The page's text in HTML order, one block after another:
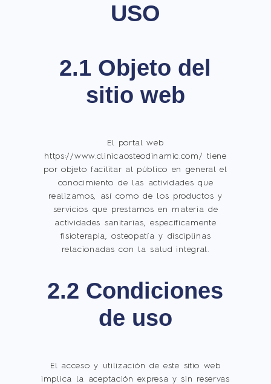
USO
2.1 Objeto del
sitio web
El portal web
https://www.clinicaosteodinamic.com/ tiene
por objeto facilitar al público en general el
conocimiento de las actividades que
realizamos, así como de los productos y
servicios que prestamos en materia de
actividades sanitarias, específicamente
fisioterapia, osteopatía y disciplinas
relacionadas con la salud integral.
2.2 Condiciones
de uso
El acceso y utilización de este sitio web
implica la aceptación expresa y sin reservas